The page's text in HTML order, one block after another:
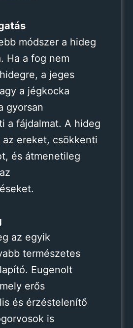
módszer a hideg
Ha a fog nem
a jeges
a jégkocka
gyorsan
a fájdalmat. A hideg
az ereket, csökkenti
és átmenetileg
az egyik
természetes
Eugenolt
erős
és érzéstelenítő
is